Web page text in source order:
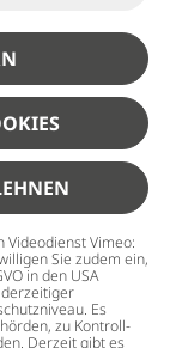
Videodienst Vimeo:
Sie zudem ein,
in den USA
Es
zu Kontroll-
Derzeit gibt es